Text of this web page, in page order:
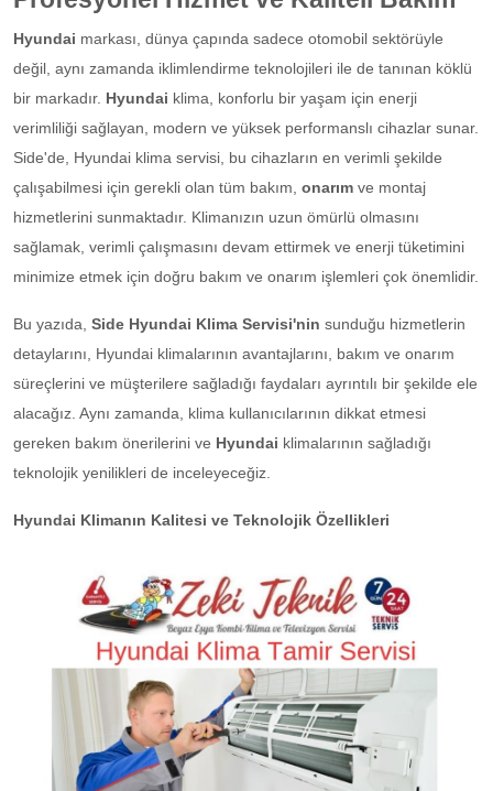
Hyundai markası, dünya çapında sadece otomobil sektörüyle
değil, aynı zamanda iklimlendirme teknolojileri ile de tanınan köklü
bir markadır. Hyundai klima, konforlu bir yaşam için enerji
verimliliği sağlayan, modern ve yüksek performanslı cihazlar sunar.
Side'de, Hyundai klima servisi, bu cihazların en verimli şekilde
çalışabilmesi için gerekli olan tüm bakım, onarım ve montaj
hizmetlerini sunmaktadır. Klimanızın uzun ömürlü olmasını
sağlamak, verimli çalışmasını devam ettirmek ve enerji tüketimini
minimize etmek için doğru bakım ve onarım işlemleri çok önemlidir.
Bu yazıda, Side Hyundai Klima Servisi'nin sunduğu hizmetlerin
detaylarını, Hyundai klimalarının avantajlarını, bakım ve onarım
süreçlerini ve müşterilere sağladığı faydaları ayrıntılı bir şekilde ele
alacağız. Aynı zamanda, klima kullanıcılarının dikkat etmesi
gereken bakım önerilerini ve Hyundai klimalarının sağladığı
teknolojik yenilikleri de inceleyeceğiz.
Hyundai Klimanın Kalitesi ve Teknolojik Özellikleri